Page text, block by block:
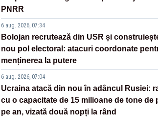
PNRR
6 aug. 2026, 07:34
Bolojan recrutează din USR și
nou pol electoral: atacuri coordonate
menținerea la putere
6 aug. 2026, 07:04
Ucraina atacă din nou în adâncul Rusiei:
cu o capacitate de 15 milioane de tone de
pe an, vizată două nopți la rând